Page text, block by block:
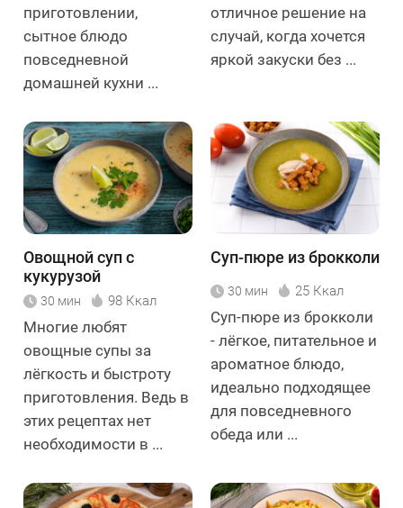
приготовлении,
сытное блюдо
повседневной
домашней кухни ...
отличное решение на
случай, когда хочется
яркой закуски без ...
Овощной суп с
кукурузой
30 мин 98 Ккал
Многие любят
овощные супы за
лёгкость и быстроту
приготовления. Ведь в
этих рецептах нет
необходимости в ...
Суп-пюре из брокколи
30 мин 25 Ккал
Суп-пюре из брокколи
- лёгкое, питательное и
ароматное блюдо,
идеально подходящее
для повседневного
обеда или ...